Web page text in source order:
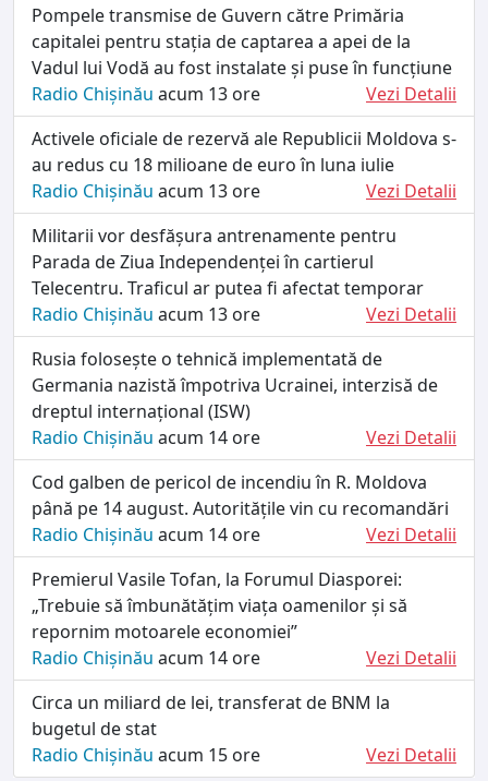
Pompele transmise de Guvern către Primăria
capitalei pentru stația de captarea a apei de la
Vadul lui Vodă au fost instalate și puse în funcțiune
Radio Chișinău acum 13 ore
Vezi Detalii
Activele oficiale de rezervă ale Republicii Moldova s-
au redus cu 18 milioane de euro în luna iulie
Radio Chișinău acum 13 ore
Vezi Detalii
Militarii vor desfășura antrenamente pentru
Parada de Ziua Independenței în cartierul
Telecentru. Traficul ar putea fi afectat temporar
Radio Chișinău acum 13 ore
Vezi Detalii
Rusia folosește o tehnică implementată de
Germania nazistă împotriva Ucrainei, interzisă de
dreptul internațional (ISW)
Radio Chișinău acum 14 ore
Vezi Detalii
Cod galben de pericol de incendiu în R. Moldova
până pe 14 august. Autoritățile vin cu recomandări
Radio Chișinău acum 14 ore
Vezi Detalii
Premierul Vasile Tofan, la Forumul Diasporei:
„Trebuie să îmbunătățim viața oamenilor și să
repornim motoarele economiei”
Radio Chișinău acum 14 ore
Vezi Detalii
Circa un miliard de lei, transferat de BNM la
bugetul de stat
Radio Chișinău acum 15 ore Vezi Detalii